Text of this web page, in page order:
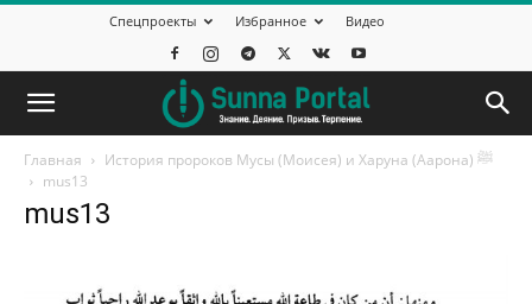
Спецпроекты Избранное Видео
Главная
История пророков Мусы (Моисея) и Харуна (Аарона) ﷺ
mus13
mus13